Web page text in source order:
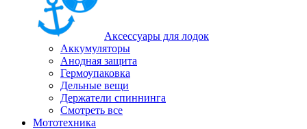
Аксессуары для лодок
Аккумуляторы
Анодная защита
Гермоупаковка
Дельные вещи
Держатели спиннинга
Смотреть все
Мототехника